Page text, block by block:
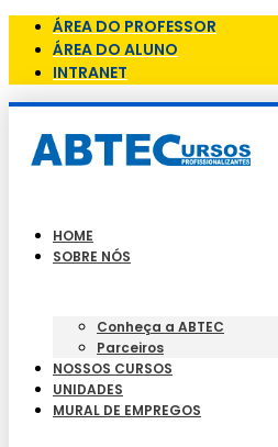
ÁREA DO PROFESSOR
ÁREA DO ALUNO
INTRANET
HOME
SOBRE NÓS
Conheça a ABTEC
Parceiros
NOSSOS CURSOS
UNIDADES
MURAL DE EMPREGOS